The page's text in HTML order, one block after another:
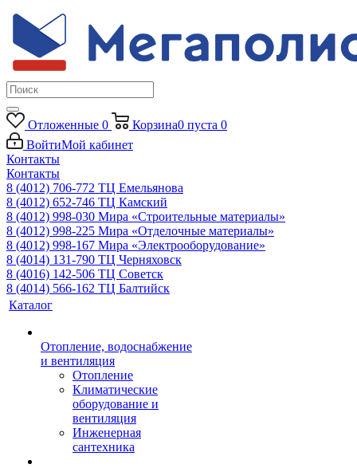
Отложенные 0 Корзина0 пуста 0
ВойтиМой кабинет
Контакты
Контакты
8 (4012) 706-772 ТЦ Емельянова
8 (4012) 652-746 ТЦ Камский
8 (4012) 998-030 Мира «Строительные материалы»
8 (4012) 998-225 Мира «Отделочные материалы»
8 (4012) 998-167 Мира «Электрооборудование»
8 (4014) 131-790 ТЦ Черняховск
8 (4016) 142-506 ТЦ Советск
8 (4014) 566-162 ТЦ Балтийск
Каталог
Отопление, водоснабжение
и вентиляция
Отопление
Климатические
оборудование и
вентиляция
Инженерная
сантехника